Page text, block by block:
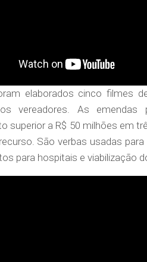
elaborados cinco filmes
vereadores. As emendas
superior a R$ 50 milhões em
São verbas usadas
para hospitais e viabilização